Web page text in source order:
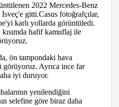
2022 Mercedes-Benz
gitti.Casus fotoğrafçılar,
karlı yollarda görüntüledi.
hafif kamuflaj ile
ön tampondaki hava
Ayrıca ince far
iyi duruyor.
yenilendiğini
selefine göre biraz daha